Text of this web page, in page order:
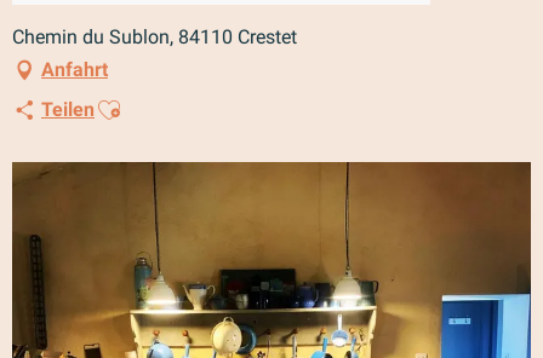
Chemin du Sublon, 84110 Crestet
Anfahrt
Teilen Ajouter aux favoris